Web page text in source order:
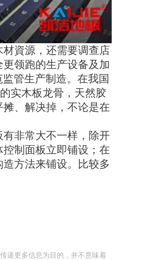
資源，还需要调查店
领跑的生产设备及加
管生产制造。在我国
实木板龙骨，天然胶
、解决掉，不论是在
非常大不一样，除开
制面板立即铺设；在
方法来铺设。比较多
递更多信息为目的，并不意味着